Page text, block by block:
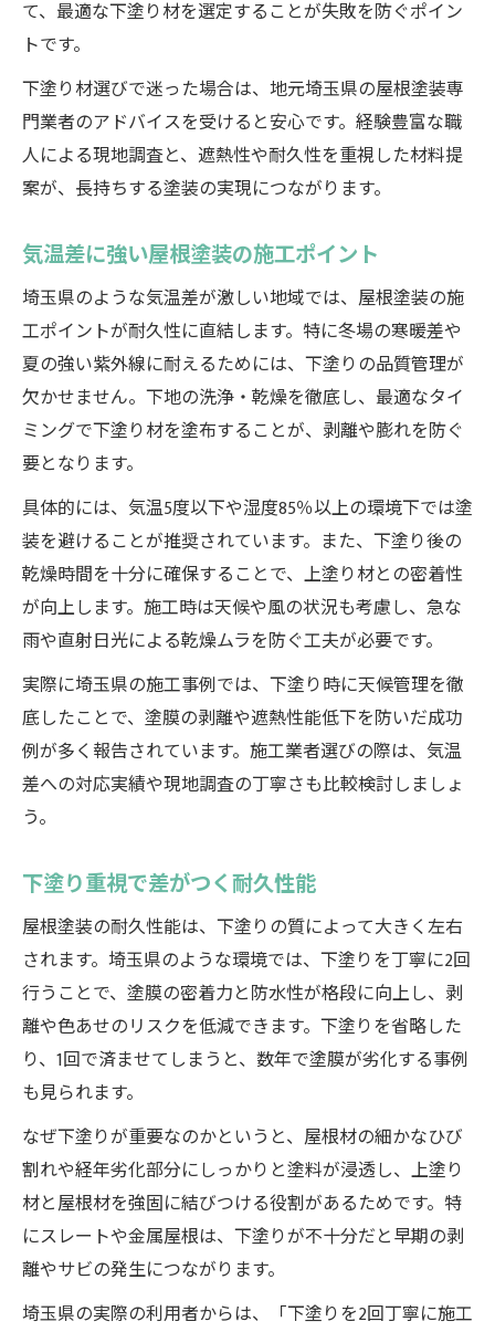
て、最適な下塗り材を選定することが失敗を防ぐポイン
トです。
下塗り材選びで迷った場合は、地元埼玉県の屋根塗装専
門業者のアドバイスを受けると安心です。経験豊富な職
人による現地調査と、遮熱性や耐久性を重視した材料提
案が、長持ちする塗装の実現につながります。
気温差に強い屋根塗装の施工ポイント
埼玉県のような気温差が激しい地域では、屋根塗装の施
工ポイントが耐久性に直結します。特に冬場の寒暖差や
夏の強い紫外線に耐えるためには、下塗りの品質管理が
欠かせません。下地の洗浄・乾燥を徹底し、最適なタイ
ミングで下塗り材を塗布することが、剥離や膨れを防ぐ
要となります。
具体的には、気温5度以下や湿度85％以上の環境下では塗
装を避けることが推奨されています。また、下塗り後の
乾燥時間を十分に確保することで、上塗り材との密着性
が向上します。施工時は天候や風の状況も考慮し、急な
雨や直射日光による乾燥ムラを防ぐ工夫が必要です。
実際に埼玉県の施工事例では、下塗り時に天候管理を徹
底したことで、塗膜の剥離や遮熱性能低下を防いだ成功
例が多く報告されています。施工業者選びの際は、気温
差への対応実績や現地調査の丁寧さも比較検討しましょ
う。
下塗り重視で差がつく耐久性能
屋根塗装の耐久性能は、下塗りの質によって大きく左右
されます。埼玉県のような環境では、下塗りを丁寧に2回
行うことで、塗膜の密着力と防水性が格段に向上し、剥
離や色あせのリスクを低減できます。下塗りを省略した
り、1回で済ませてしまうと、数年で塗膜が劣化する事例
も見られます。
なぜ下塗りが重要なのかというと、屋根材の細かなひび
割れや経年劣化部分にしっかりと塗料が浸透し、上塗り
材と屋根材を強固に結びつける役割があるためです。特
にスレートや金属屋根は、下塗りが不十分だと早期の剥
離やサビの発生につながります。
埼玉県の実際の利用者からは、「下塗りを2回丁寧に施工